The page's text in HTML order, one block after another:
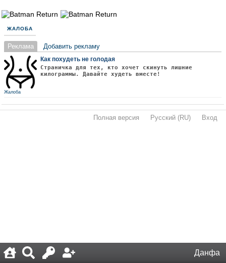
Данфа
ЖАЛОБА
Реклама Добавить рекламу
Как похудеть не голодая
Страничка для тех, кто хочет скинуть лишние
килограммы. Давайте худеть вместе!
Жалоба
Полная версия Русский (RU) Вход